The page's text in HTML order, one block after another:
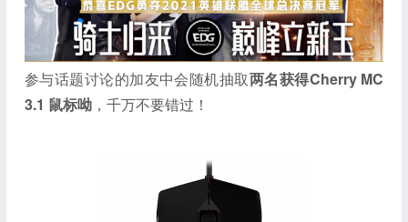
参与话题讨论的加友中会随机抽取两名获得Cherry MC
3.1 鼠标呦，千万不要错过！